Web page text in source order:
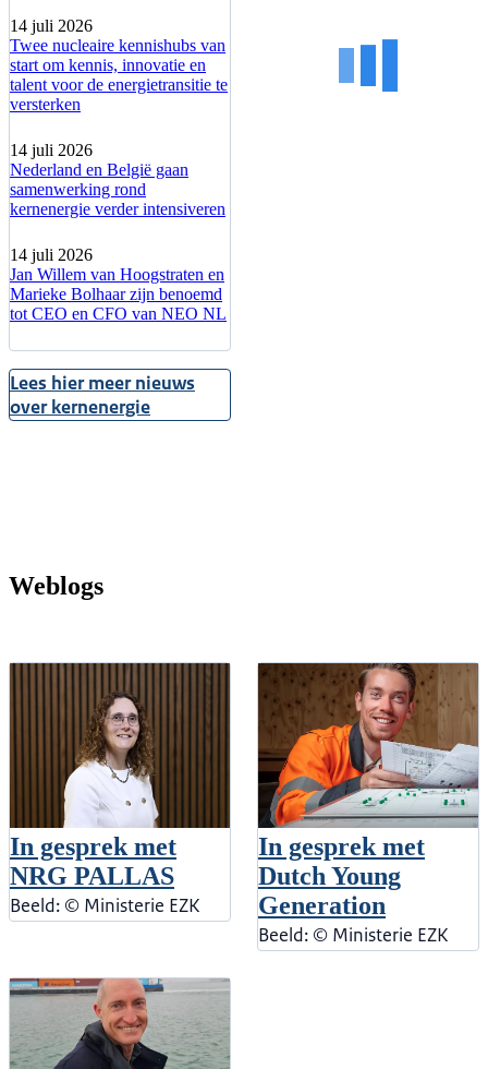
14 juli 2026
Twee nucleaire kennishubs van
start om kennis, innovatie en
talent voor de energietransitie te
versterken
14 juli 2026
Nederland en België gaan
samenwerking rond
kernenergie verder intensiveren
14 juli 2026
Jan Willem van Hoogstraten en
Marieke Bolhaar zijn benoemd
tot CEO en CFO van NEO NL
Lees hier meer nieuws
over kernenergie
Weblogs
In gesprek met
NRG PALLAS
Beeld: © Ministerie EZK
In gesprek met
Dutch Young
Generation
Beeld: © Ministerie EZK